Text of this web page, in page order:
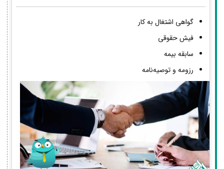
گواهی اشتغال به کار
فیش حقوقی
سابقه بیمه
رزومه و توصیه‌نامه